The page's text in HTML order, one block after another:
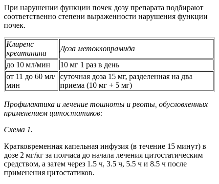
При нарушении функции почек дозу препарата подбирают
соответственно степени выраженности нарушения функции
почек.
Клиренс
креатинина
Доза метоклопрамида
до 10 мл/мин
10 мг 1 раз в день
от 11 до 60 мл/
мин
суточная доза 15 мг, разделенная на два
приема (10 мг + 5 мг)
Профилактика и лечение тошноты и рвоты, обусловленных
применением цитостатиков:
Схема 1.
Кратковременная капельная инфузия (в течение 15 минут) в
дозе 2 мг/кг за полчаса до начала лечения цитостатическим
средством, а затем через 1.5 ч, 3.5 ч, 5.5 ч и 8.5 ч после
применения цитостатиков.